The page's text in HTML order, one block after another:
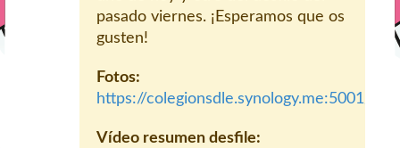
pasado viernes. ¡Esperamos que os
gusten!
Fotos:
https://colegionsdle.synology.me:5001/
Vídeo resumen desfile: